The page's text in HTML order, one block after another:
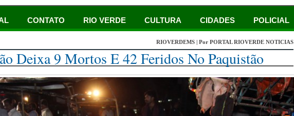
CONTATO RIO VERDE CULTURA CIDADES POLICIAL
RIOVERDEMS | Por PORTAL RIOVERDE NOTICIAS
Deixa 9 Mortos E 42 Feridos No Paquistão